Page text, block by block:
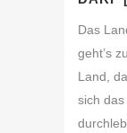
Das
geht’s
Land,
sich